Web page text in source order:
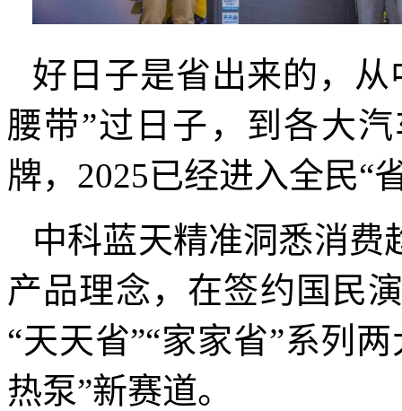
好日子是省出来的，从
腰带”过日子，到各大
牌， 2025已经进入全民“
中科蓝天精准洞悉消费
产品理念，在签约国民
“天天省”“家家省”系列
热泵”新赛道。